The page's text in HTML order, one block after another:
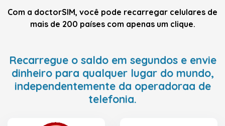
Com a doctorSIM, você pode recarregar celulares de
mais de 200 países com apenas um clique.
Recarregue o saldo em segundos e envie
dinheiro para qualquer lugar do mundo,
independentemente da operadoraa de
telefonia.